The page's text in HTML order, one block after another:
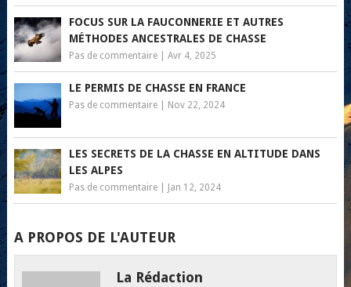
FOCUS SUR LA FAUCONNERIE ET AUTRES
MÉTHODES ANCESTRALES DE CHASSE
Pas de commentaire| Avr 4, 2025
LE PERMIS DE CHASSE EN FRANCE
Pas de commentaire| Nov 22, 2024
LES SECRETS DE LA CHASSE EN ALTITUDE DANS
LES ALPES
Pas de commentaire| Jan 12, 2024
A PROPOS DE L'AUTEUR
La Rédaction